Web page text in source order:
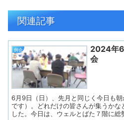
関連記事
例会
2024年
会
6月9日（日）、先月と同じく今日も
です）。どれだけの皆さんが集うかな
した。今日は、ウェルとばた７階に総